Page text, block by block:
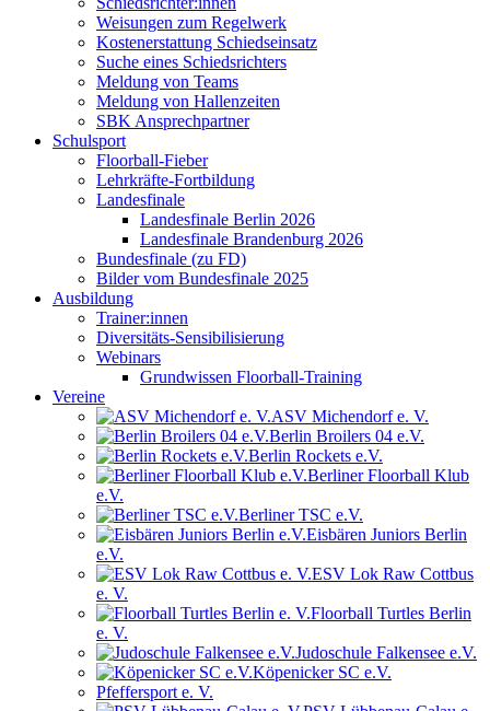
Weisungen zum Regelwerk
Kostenerstattung Schiedseinsatz
Suche eines Schiedsrichters
Meldung von Teams
Meldung von Hallenzeiten
SBK Ansprechpartner
Schulsport
Floorball-Fieber
Lehrkräfte-Fortbildung
Landesfinale
Landesfinale Berlin 2026
Landesfinale Brandenburg 2026
Bundesfinale (zu FD)
Bilder vom Bundesfinale 2025
Ausbildung
Trainer:innen
Diversitäts-Sensibilisierung
Webinars
Grundwissen Floorball-Training
Vereine
ASV Michendorf e. V.
Berlin Broilers 04 e.V.
Berlin Rockets e.V.
Berliner Floorball Klub
e.V.
Berliner TSC e.V.
Eisbären Juniors Berlin
e.V.
ESV Lok Raw Cottbus
e. V.
Floorball Turtles Berlin
e. V.
Judoschule Falkensee e.V.
Köpenicker SC e.V.
Pfeffersport e. V.